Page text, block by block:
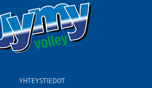
YHTEYSTIEDOT